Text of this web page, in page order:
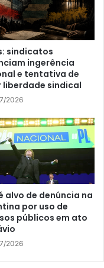
sindicatos
ingerência
e tentativa de
liberdade sindical
2026
alvo de denúncia na
por uso de
públicos em ato
2026